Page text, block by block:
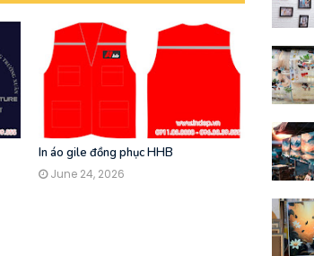
In áo gile đồng phục HHB
June 24, 2026